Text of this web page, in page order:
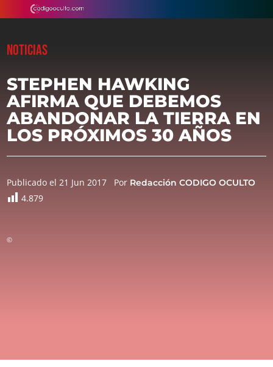
NOTICIAS
STEPHEN HAWKING
AFIRMA QUE DEBEMOS
ABANDONAR LA TIERRA EN
LOS PRÓXIMOS 30 AÑOS
Publicado el 21 Jun 2017 Por Redacción CODIGO OCULTO
4.879
©